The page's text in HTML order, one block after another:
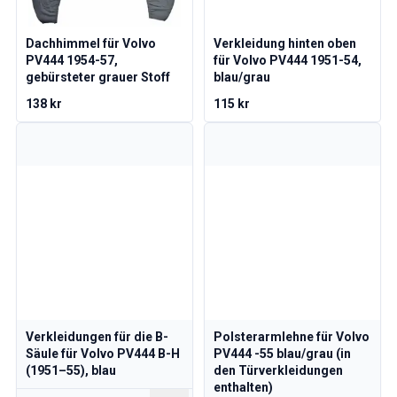
Volvo 1800 Bremsanlage
Volvo 1800 Kraftstoff-/Auspuffanlage
Volvo 1800 KarosserieErsatzteile
Volvo 1800 Kühlsystem
Volvo 1800 Motor Drosselklappengestänge
Volvo 1800 MotorErsatzteile
Volvo 140/164 Bremssystem
Volvo 140/164 Kühlsystem
Volvo 140/164 Elektrische Ausrüstung
Dachhimmel für Volvo
PV444 1954-57,
gebürsteter grauer Stoff
138 kr
Verkleidung hinten oben
für Volvo PV444 1951-54,
blau/grau
115 kr
Verkleidungen für die B-
Säule für Volvo PV444 B-H
(1951–55), blau
Polsterarmlehne für Volvo
PV444 -55 blau/grau (in
den Türverkleidungen
enthalten)